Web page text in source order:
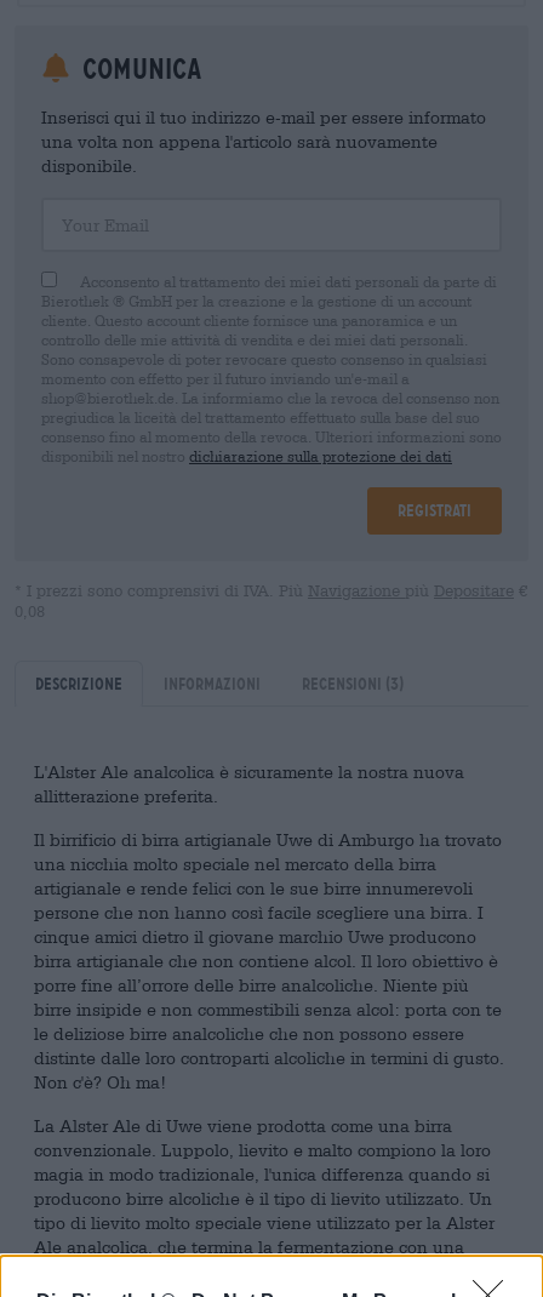
Comunica
Inserisci qui il tuo indirizzo e-mail per essere informato
una volta non appena l'articolo sarà nuovamente
disponibile.
Acconsento al trattamento dei miei dati personali da parte di
Bierothek ® GmbH per la creazione e la gestione di un account
cliente. Questo account cliente fornisce una panoramica e un
controllo delle mie attività di vendita e dei miei dati personali.
Sono consapevole di poter revocare questo consenso in qualsiasi
momento con effetto per il futuro inviando un'e-mail a
shop@bierothek.de. La informiamo che la revoca del consenso non
pregiudica la liceità del trattamento effettuato sulla base del suo
consenso fino al momento della revoca. Ulteriori informazioni sono
disponibili nel nostro dichiarazione sulla protezione dei dati
Registrati
* I prezzi sono comprensivi di IVA. Più Navigazione più Depositare €
0,08
Descrizione Informazioni Recensioni (3)
L'Alster Ale analcolica è sicuramente la nostra nuova
allitterazione preferita.
Il birrificio di birra artigianale Uwe di Amburgo ha trovato
una nicchia molto speciale nel mercato della birra
artigianale e rende felici con le sue birre innumerevoli
persone che non hanno così facile scegliere una birra. I
cinque amici dietro il giovane marchio Uwe producono
birra artigianale che non contiene alcol. Il loro obiettivo è
porre fine all’orrore delle birre analcoliche. Niente più
birre insipide e non commestibili senza alcol: porta con te
le deliziose birre analcoliche che non possono essere
distinte dalle loro controparti alcoliche in termini di gusto.
Non c'è? Oh ma!
La Alster Ale di Uwe viene prodotta come una birra
convenzionale. Luppolo, lievito e malto compiono la loro
magia in modo tradizionale, l'unica differenza quando si
producono birre alcoliche è il tipo di lievito utilizzato. Un
tipo di lievito molto speciale viene utilizzato per la Alster
Ale analcolica, che termina la fermentazione con una